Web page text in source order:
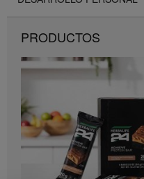
PRODUCTOS